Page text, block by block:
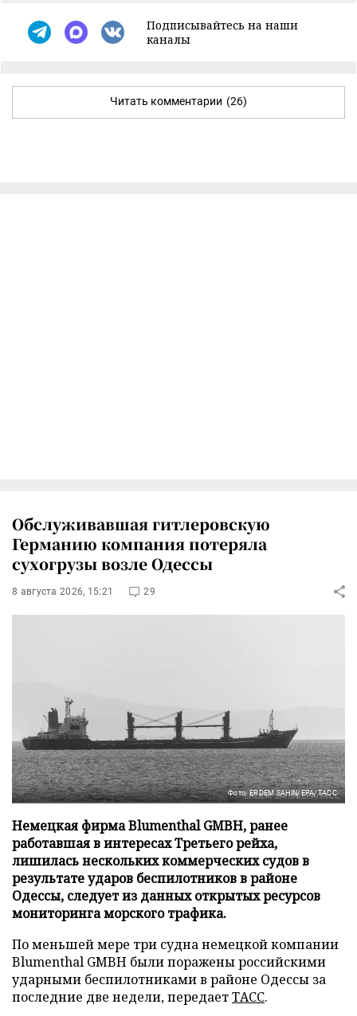
Подписывайтесь на наши
каналы
Читать комментарии (26)
Обслуживавшая гитлеровскую
Германию компания потеряла
сухогрузы возле Одессы
8 августа 2026, 15:21 29
Фото: ERDEM SAHIN/EPA/ТАСС
Немецкая фирма Blumenthal GMBH, ранее
работавшая в интересах Третьего рейха,
лишилась нескольких коммерческих судов в
результате ударов беспилотников в районе
Одессы, следует из данных открытых ресурсов
мониторинга морского трафика.
По меньшей мере три судна немецкой компании
Blumenthal GMBH были поражены российскими
ударными беспилотниками в районе Одессы за
последние две недели, передаетТАСС.